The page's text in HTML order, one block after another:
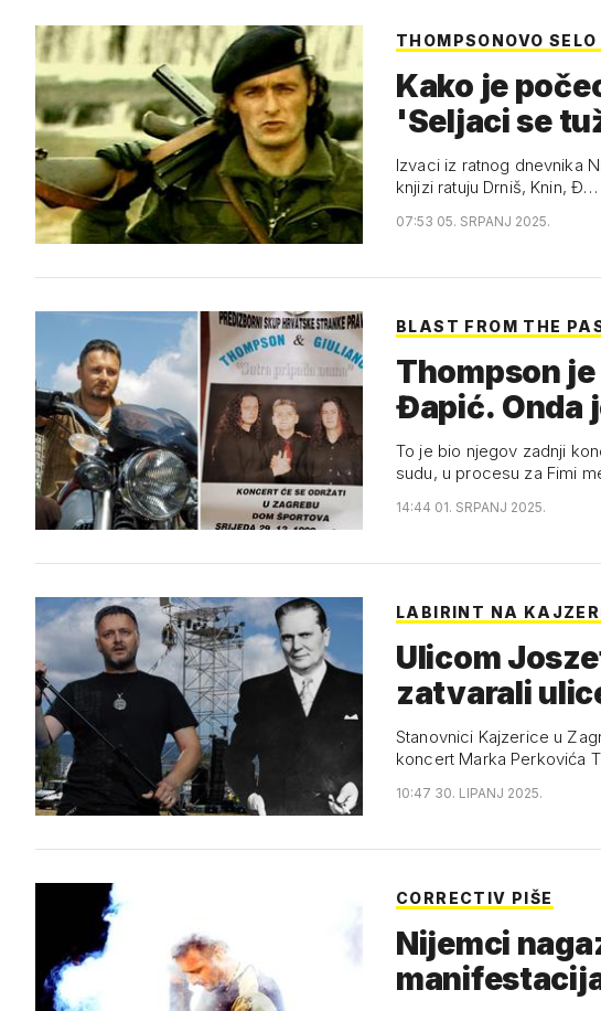
THOMPSONOVO
Kako je
'Seljaci se
Izvaci iz ratnog dnevnika
knjizi ratuju Drniš, Knin, Đ…
07:53 05. SRPANJ 2025.
BLAST FROM THE
Thompson
Đapić. Onda
To je bio njegov zadnji
sudu, u procesu za Fimi
14:44 01. SRPANJ 2025.
LABIRINT NA
Ulicom
zatvarali
Stanovnici Kajzerice u
koncert Marka Perkovića
10:47 30. LIPANJ 2025.
CORRECTIV PIŠE
Nijemci